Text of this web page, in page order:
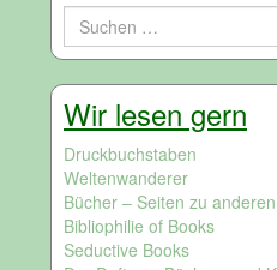
Suchen
nach:
Wir lesen gern
Druckbuchstaben
Weltenwanderer
Bücher – Seiten zu
Bibliophilie of Books
Seductive Books